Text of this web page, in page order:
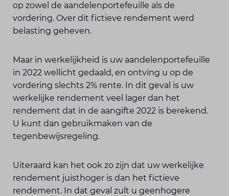
op zowel de aandelenportefeuille als de
vordering. Over dit fictieve rendement werd
belasting geheven.
Maar in werkelijkheid is uw aandelenportefeuille
in 2022 wellicht gedaald, en ontving u op de
vordering slechts 2% rente. In dit geval is uw
werkelijke rendement veel lager dan het
rendement dat in de aangifte 2022 is berekend.
U kunt dan gebruikmaken van de
tegenbewijsregeling.
Uiteraard kan het ook zo zijn dat uw werkelijke
rendement juisthoger is dan het fictieve
rendement. In dat geval zult u geenhogere